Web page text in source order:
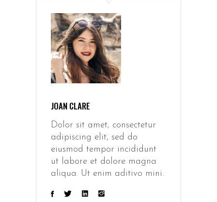
JOAN CLARE
Dolor sit amet, consectetur
adipiscing elit, sed do
eiusmod tempor incididunt
ut labore et dolore magna
aliqua. Ut enim aditivo mini.